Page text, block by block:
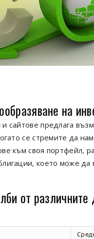
на
сайтове предлага
се стремите да
към своя портфейл,
което може
от